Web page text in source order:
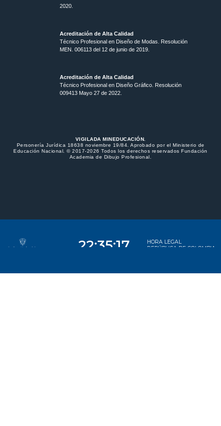
2020.
Acreditación de Alta Calidad
Técnico Profesional en Diseño de Modas. Resolución
MEN. 006113 del 12 de junio de 2019.
Acreditación de Alta Calidad
Técnico Profesional en Diseño Gráfico. Resolución
009413 Mayo 27 de 2022.
VIGILADA MINEDUCACIÓN.
Personería Jurídica 18638 noviembre 19/84. Aprobado por el Ministerio de
Educación Nacional. © 2017-2026 Todos los derechos reservados Fundación
Academia de Dibujo Profesional.